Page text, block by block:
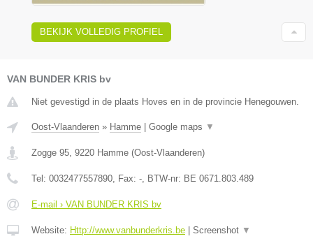
BEKIJK VOLLEDIG PROFIEL
VAN BUNDER KRIS bv
Niet gevestigd in de plaats Hoves en in de provincie Henegouwen.
Oost-Vlaanderen » Hamme Google maps ▼
Zogge 95, 9220 Hamme (Oost-Vlaanderen)
Tel: 0032477557890, Fax: -, BTW-nr: BE 0671.803.489
E-mail › VAN BUNDER KRIS bv
Website: Http://www.vanbunderkris.be Screenshot ▼